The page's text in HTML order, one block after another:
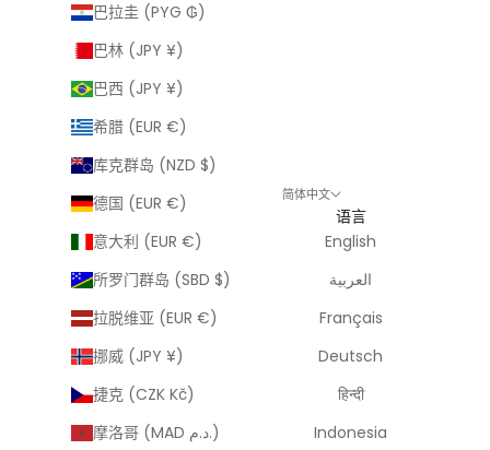
巴拉圭 (PYG ₲)
巴林 (JPY ¥)
巴西 (JPY ¥)
希腊 (EUR €)
库克群岛 (NZD $)
德国 (EUR €)
意大利 (EUR €)
所罗门群岛 (SBD $)
拉脱维亚 (EUR €)
挪威 (JPY ¥)
捷克 (CZK Kč)
摩洛哥 (MAD د.م.)
简体中文
语言
English
العربية
Français
Deutsch
हिन्दी
Indonesia